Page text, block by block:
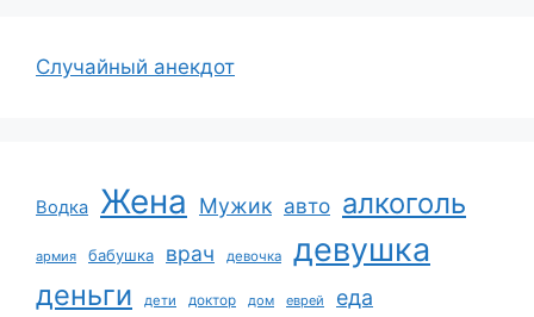
Случайный анекдот
Водка Жена Мужик авто алкоголь
армия бабушка врач девочка девушка
деньги дети доктор дом еврей еда